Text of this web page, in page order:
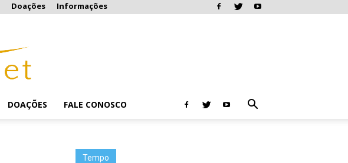
Doações Informações
DOAÇÕES FALE CONOSCO
Tempo